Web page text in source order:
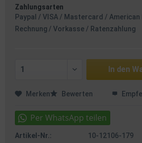
Zahlungsarten
Paypal / VISA / Mastercard /
Rechnung / Vorkasse / Ratenzahlung
In den
Merken Bewerten
Artikel-Nr.: 10-12106-179